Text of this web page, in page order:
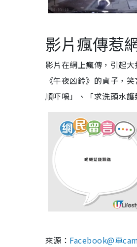
影片瘋傳惹
影片在網上瘋傳，引起
《午夜凶鈴》的貞子，
順吓喎」、「求洗頭水
來源： Facebook@車